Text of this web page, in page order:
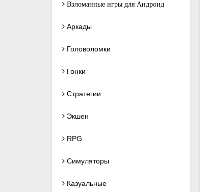
Взломанные игры для Андроид
Аркады
Головоломки
Гонки
Стратегии
Экшен
RPG
Симуляторы
Казуальные